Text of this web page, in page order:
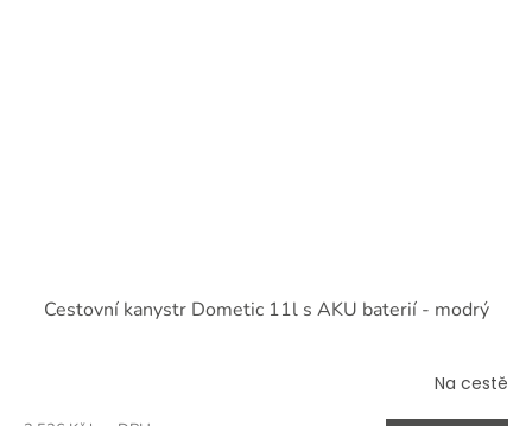
Cestovní kanystr Dometic 11l s AKU baterií - modrý
Na cestě